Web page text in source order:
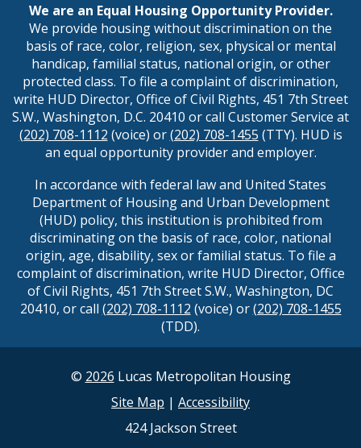
We are an Equal Housing Opportunity Provider.
We provide housing without discrimination on the
basis of race, color, religion, sex, physical or mental
handicap, familial status, national origin, or other
protected class. To file a complaint of discrimination,
write HUD Director, Office of Civil Rights, 451 7th Street
S.W., Washington, D.C. 20410 or call Customer Service at
(202) 708-1112 (voice) or(202) 708-1455 (TTY). HUD is
an equal opportunity provider and employer.
In accordance with federal law and United States
Department of Housing and Urban Development
(HUD) policy, this institution is prohibited from
discriminating on the basis of race, color, national
origin, age, disability, sex or familial status. To file a
complaint of discrimination, write HUD Director, Office
of Civil Rights, 451 7th Street S.W., Washington, DC
20410, or call (202) 708-1112 (voice) or(202) 708-1455
(TDD).
© 2026 Lucas Metropolitan Housing
Site Map | Accessibility
424 Jackson Street